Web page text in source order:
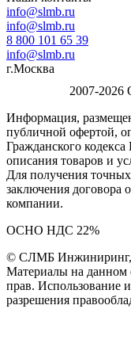
info@slmb.ru
info@slmb.ru
8 800 101 65 39
info@slmb.ru
г.Москва
2007-2026
Информация,
публичной офертой,
Гражданского
описания товаров и
Для получения
заключения договора
компании.
ОСНО НДС 22%
© СЛМБ Инжиниринг,
Материалы на данном
прав. Использование
разрешения